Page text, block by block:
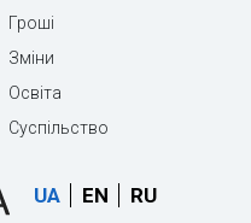
Гроші
Зміни
Освіта
Суспільство
UA EN RU